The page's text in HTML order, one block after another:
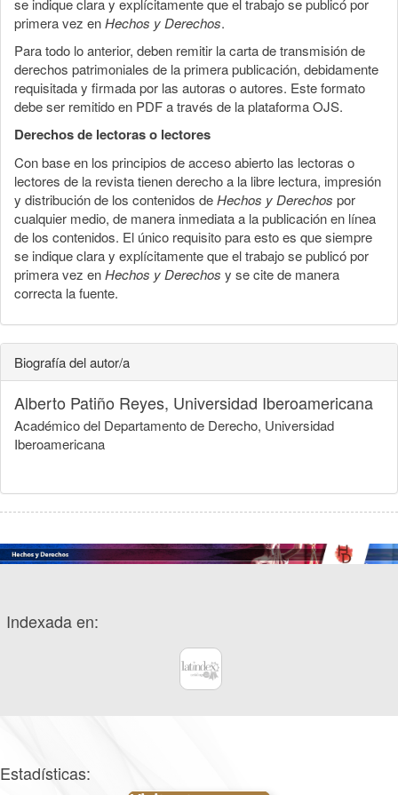
se indique clara y explícitamente que el trabajo se publicó por
primera vez enHechos y Derechos.
Para todo lo anterior, deben remitir la carta de transmisión de
derechos patrimoniales de la primera publicación, debidamente
requisitada y firmada por las autoras o autores. Este formato
debe ser remitido en PDF a través de la plataforma OJS.
Derechos de lectoras o lectores
Con base en los principios de acceso abierto las lectoras o
lectores de la revista tienen derecho a la libre lectura, impresión
y distribución de los contenidos deHechos y Derechos por
cualquier medio, de manera inmediata a la publicación en línea
de los contenidos. El único requisito para esto es que siempre
se indique clara y explícitamente que el trabajo se publicó por
primera vez enHechos y Derechos y se cite de manera
correcta la fuente.
Biografía del autor/a
Alberto Patiño Reyes, Universidad Iberoamericana
Académico del Departamento de Derecho, Universidad
Iberoamericana
Indexada en:
Estadísticas: